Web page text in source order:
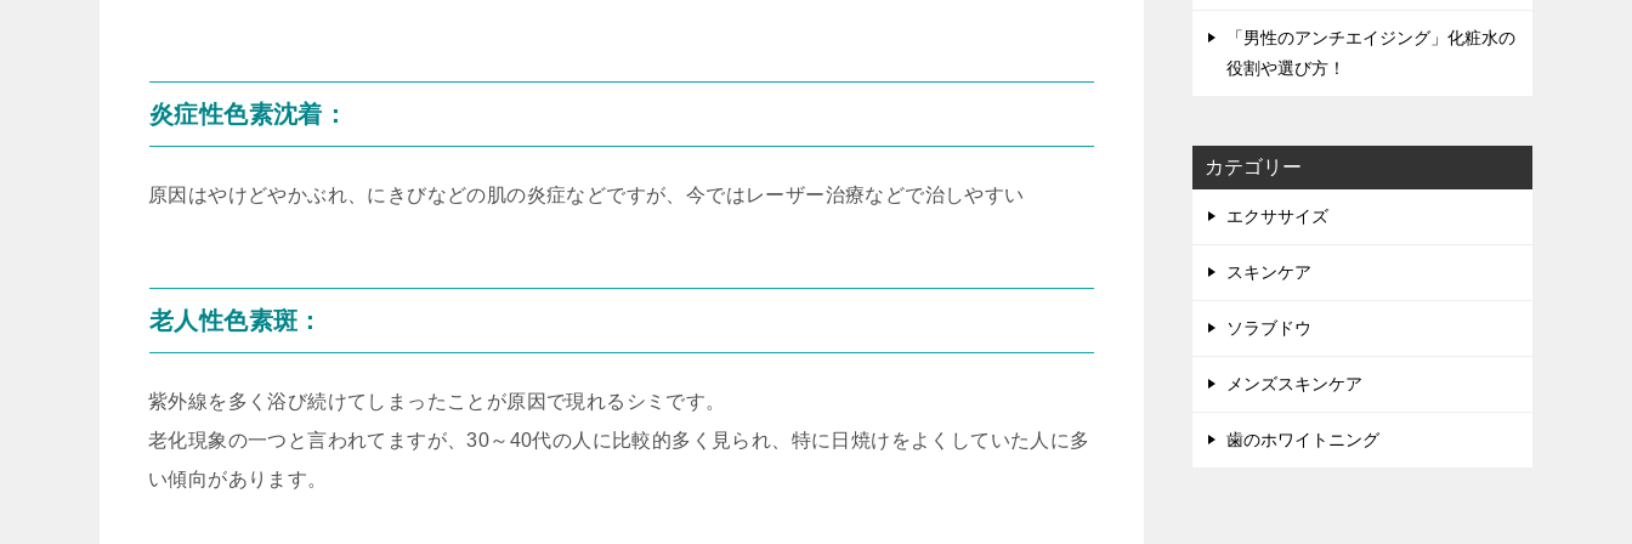
炎症性色素沈着：
原因はやけどやかぶれ、にきびなどの肌の炎症などですが、今ではレーザー治療などで治しやすい
老人性色素斑：
紫外線を多く浴び続けてしまったことが原因で現れるシミです。
老化現象の一つと言われてますが、30～40代の人に比較的多く見られ、特に日焼けをよくしていた人に多
い傾向があります。
「男性のアンチエイジング」化粧水の
役割や選び方！
カテゴリー
エクササイズ
スキンケア
ソラブドウ
メンズスキンケア
歯のホワイトニング